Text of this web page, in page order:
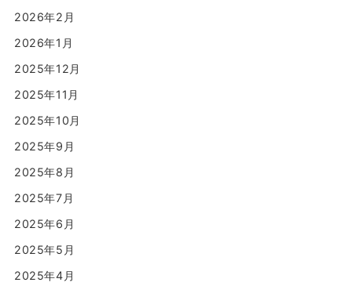
2026年2月
2026年1月
2025年12月
2025年11月
2025年10月
2025年9月
2025年8月
2025年7月
2025年6月
2025年5月
2025年4月